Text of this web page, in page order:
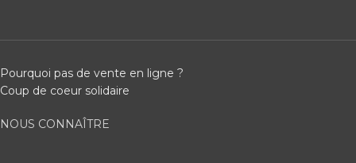
Pourquoi pas de vente en ligne ?
Coup de coeur solidaire
NOUS CONNAÎTRE